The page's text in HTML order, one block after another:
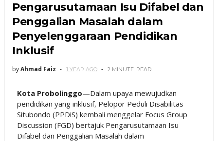
Pengarusutamaan Isu Difabel dan
Penggalian Masalah dalam
Penyelenggaraan Pendidikan
Inklusif
byAhmad Faiz 1 YEAR AGO 2 MINUTE READ
Kota Probolinggo—Dalam upaya mewujudkan
pendidikan yang inklusif, Pelopor Peduli Disabilitas
Situbondo (PPDiS) kembali menggelar Focus Group
Discussion (FGD) bertajuk Pengarusutamaan Isu
Difabel dan Penggalian Masalah dalam